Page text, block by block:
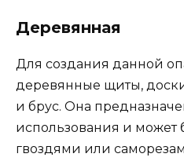
Деревянная
Для создания данной
деревянные щиты,
и брус. Она
использования и может
гвоздями или